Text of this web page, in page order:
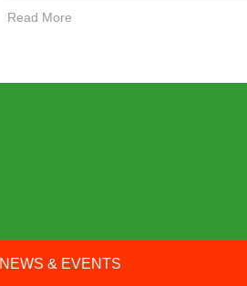
Read More
NEWS & EVENTS